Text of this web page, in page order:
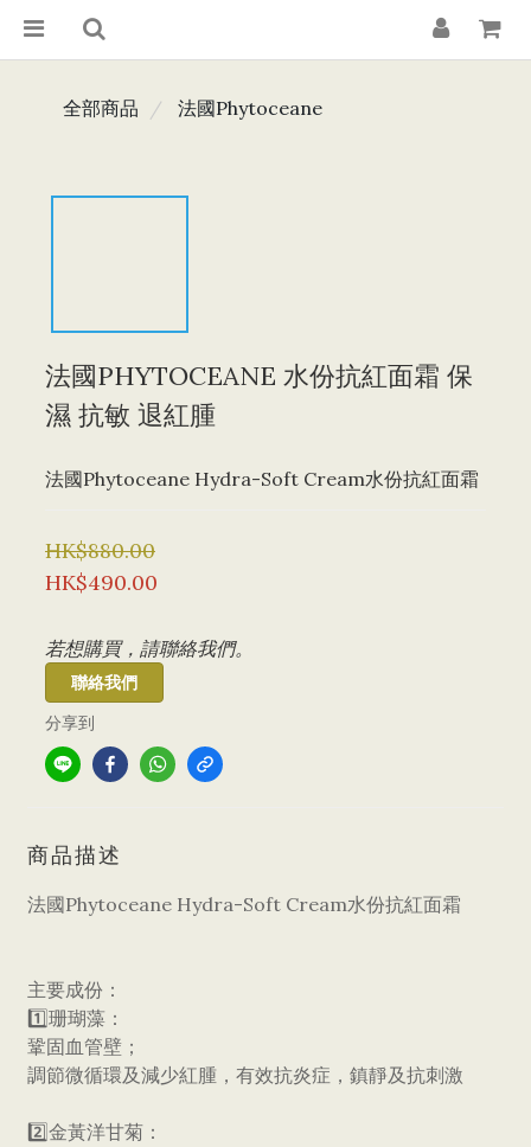
全部商品 法國Phytoceane
法國PHYTOCEANE ⽔份抗紅⾯霜 保
濕 抗敏 退紅腫
法國Phytoceane Hydra-Soft Cream⽔份抗紅⾯霜
HK$880.00
HK$490.00
若想購買，請聯絡我們。
聯絡我們
分享到
商品描述
法國Phytoceane Hydra-Soft Cream⽔份抗紅⾯霜
主要成份：
1️⃣珊瑚藻：
鞏固血管壁；
調節微循環及減少紅腫，有效抗炎症，鎮靜及抗刺激
2️⃣金黃洋甘菊：